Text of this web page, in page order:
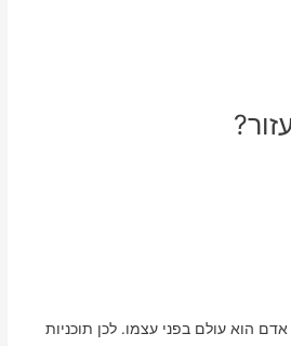
הוא עולם בפני עצמו. לכן תוכניות